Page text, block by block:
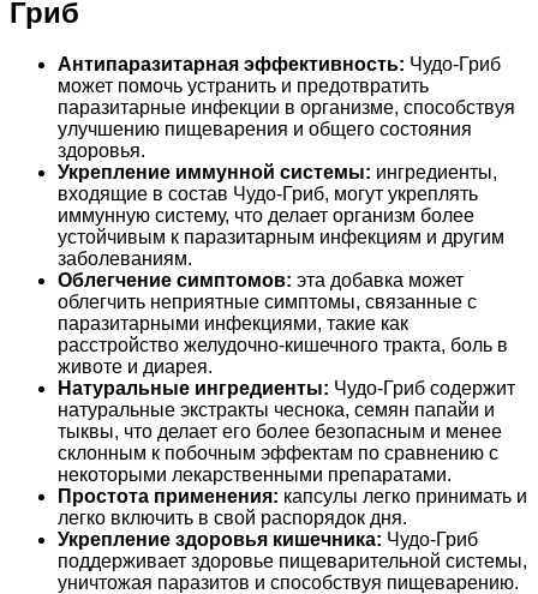
Гриб
Антипаразитарная эффективность: Чудо-Гриб
может помочь устранить и предотвратить
паразитарные инфекции в организме, способствуя
улучшению пищеварения и общего состояния
здоровья.
Укрепление иммунной системы: ингредиенты,
входящие в состав Чудо-Гриб, могут укреплять
иммунную систему, что делает организм более
устойчивым к паразитарным инфекциям и другим
заболеваниям.
Облегчение симптомов: эта добавка может
облегчить неприятные симптомы, связанные с
паразитарными инфекциями, такие как
расстройство желудочно-кишечного тракта, боль в
животе и диарея.
Натуральные ингредиенты: Чудо-Гриб содержит
натуральные экстракты чеснока, семян папайи и
тыквы, что делает его более безопасным и менее
склонным к побочным эффектам по сравнению с
некоторыми лекарственными препаратами.
Простота применения: капсулы легко принимать и
легко включить в свой распорядок дня.
Укрепление здоровья кишечника: Чудо-Гриб
поддерживает здоровье пищеварительной системы,
уничтожая паразитов и способствуя пищеварению.